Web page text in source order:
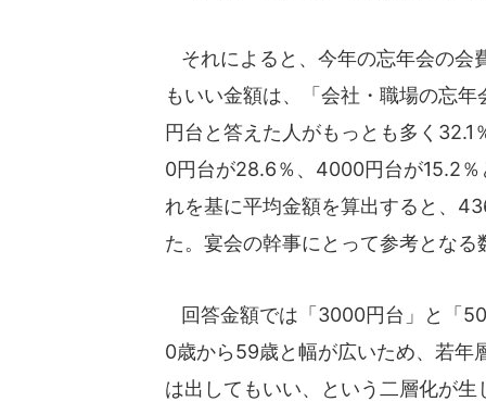
それによると、今年の忘年会の会
もいい金額は、「会社・職場の忘
円台と答えた人がもっとも多く32.1
0円台が28.6％、4000円台が15.2％
れを基に平均金額を算出すると、
た。宴会の幹事にとって参考となる
回答金額では「3000円台」と「
0歳から59歳と幅が広いため、若
は出してもいい、という二層化が生